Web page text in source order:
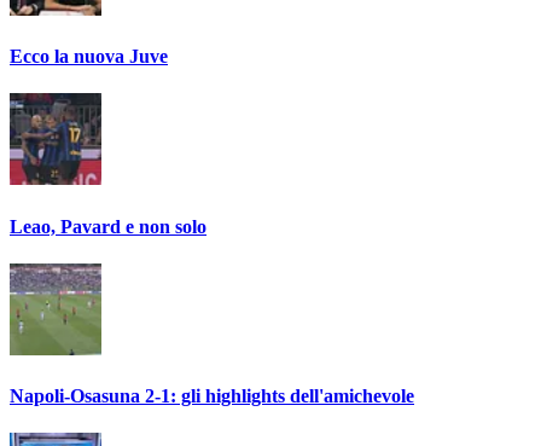
Ecco la nuova Juve
Leao, Pavard e non solo
Napoli-Osasuna 2-1: gli highlights dell'amichevole